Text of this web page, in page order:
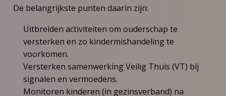
De belangrijkste punten daarin zijn:
Uitbreiden activiteiten om ouderschap te
versterken en zo kindermishandeling te
voorkomen.
Versterken samenwerking Veilig Thuis (VT) bij
signalen en vermoedens.
Monitoren kinderen (in gezinsverband) na